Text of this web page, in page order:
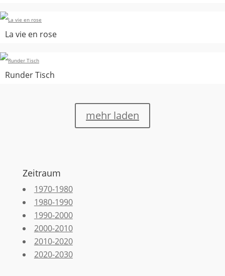
La vie en rose
Runder Tisch
mehr laden
Zeitraum
1970-1980
1980-1990
1990-2000
2000-2010
2010-2020
2020-2030